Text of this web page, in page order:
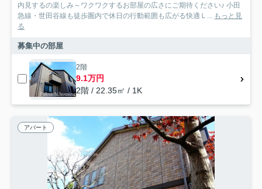
内見するの楽しみ～ワクワクするお部屋の広さにご期待ください♪ 小田
急線・世田谷線も徒歩圏内で休日の行動範囲も広がる快適Ｌ...
もっと見
る
募集中の部屋
2階
9.1万円
2階 / 22.35㎡ / 1K
アパート